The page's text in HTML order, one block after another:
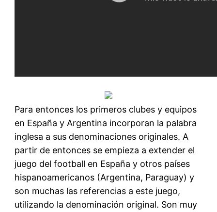
Para entonces los primeros clubes y equipos
en España y Argentina incorporan la palabra
inglesa a sus denominaciones originales. A
partir de entonces se empieza a extender el
juego del football en España y otros países
hispanoamericanos (Argentina, Paraguay) y
son muchas las referencias a este juego,
utilizando la denominación original. Son muy